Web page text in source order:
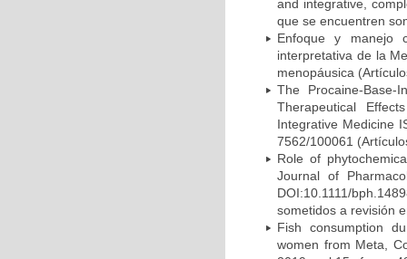
and integrative,
que se encuentren
Enfoque y manejo
interpretativa de la
menopáusica
The Procaine-
Therapeutical
Integrative Medicine
7562/100061
Role of
Journal of
DOI:10.1111/
sometidos a revisión
Fish consumption
women from Meta,